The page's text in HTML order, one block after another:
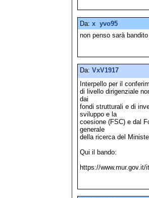
Da: x yvo95
non penso sarà
Da: VxV1917
Interpello per il
di livello dirigenziale
dai
fondi strutturali e di
sviluppo e la
coesione (FSC) e dal
generale
della ricerca del
Qui il bando:
https://www.mur.gov.it/